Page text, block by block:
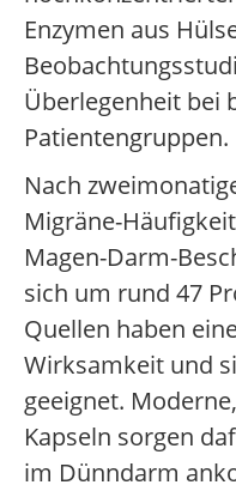
Enzymen aus
Überlegenheit bei
Patientengruppen.
Nach
Migräne-
Magen-Darm-
sich um rund 47
Quellen haben
Wirksamkeit und
geeignet.
Kapseln sorgen
im Dünndarm